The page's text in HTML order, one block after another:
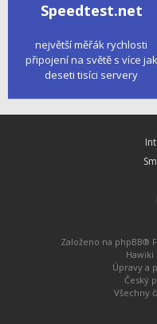
Speedtest.net
největší měřák rychlosti
připojení na světě s více jak
deseti tisíci servery
Založeno na phpBB®
Hawiki
Úpravy a
Český
Všechny